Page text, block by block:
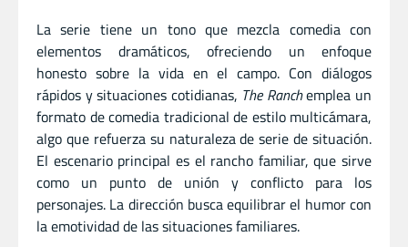
La serie tiene un tono que mezcla comedia con
elementos dramáticos, ofreciendo un enfoque
honesto sobre la vida en el campo. Con diálogos
rápidos y situaciones cotidianas, The Ranchemplea un
formato de comedia tradicional de estilo multicámara,
algo que refuerza su naturaleza de serie de situación.
El escenario principal es el rancho familiar, que sirve
como un punto de unión y conflicto para los
personajes. La dirección busca equilibrar el humor con
la emotividad de las situaciones familiares.